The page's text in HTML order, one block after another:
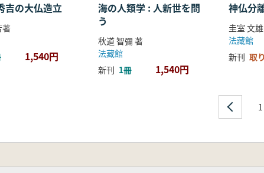
の大仏造立
著
1,540円
海の人類学 : 人新世を問
う
秋道 智彌 著
法藏館
新刊 1冊 1,540円
神仏分
圭室 文
法藏館
新刊 取
1